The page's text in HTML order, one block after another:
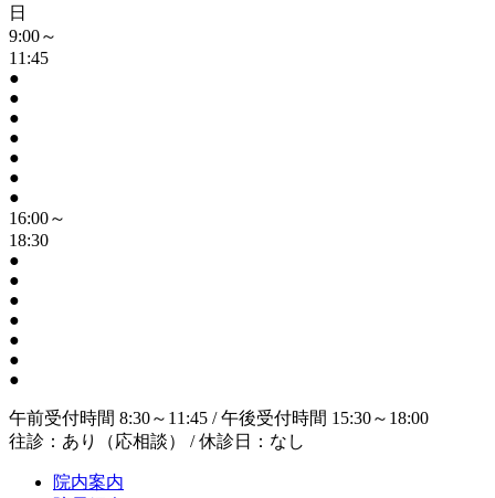
日
9:00～
11:45
●
●
●
●
●
●
●
16:00～
18:30
●
●
●
●
●
●
●
午前受付時間 8:30～11:45 / 午後受付時間 15:30～18:00
往診：あり（応相談） / 休診日：なし
院内案内